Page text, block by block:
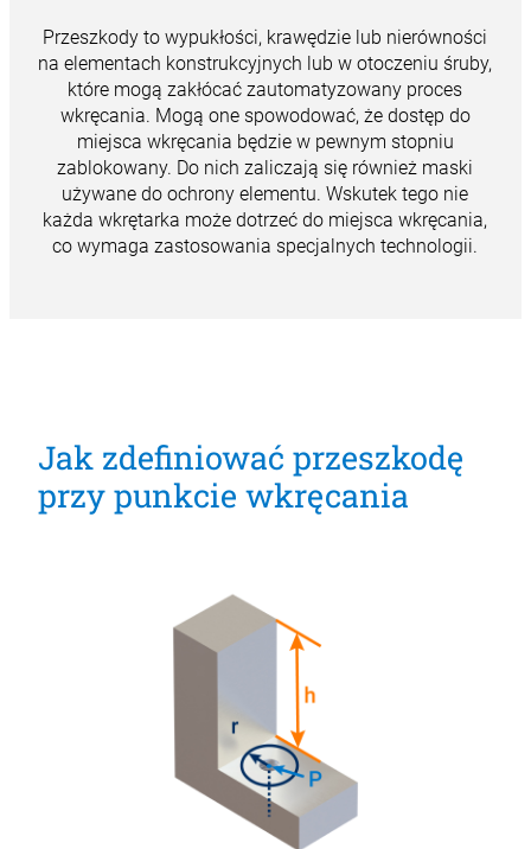
Przeszkody to wypukłości, krawędzie lub nierówności
na elementach konstrukcyjnych lub w otoczeniu śruby,
które mogą zakłócaćzautomatyzowany proces
wkręcania. Mogą one spowodować, że dostęp do
miejsca wkręcania będzie w pewnym stopniu
zablokowany. Do nich zaliczają się również maski
używane do ochrony elementu. Wskutek tego nie
każda wkrętarka może dotrzeć do miejsca wkręcania,
co wymaga zastosowania specjalnych technologii.
Jak zdefiniować przeszkodę
przy punkcie wkręcania